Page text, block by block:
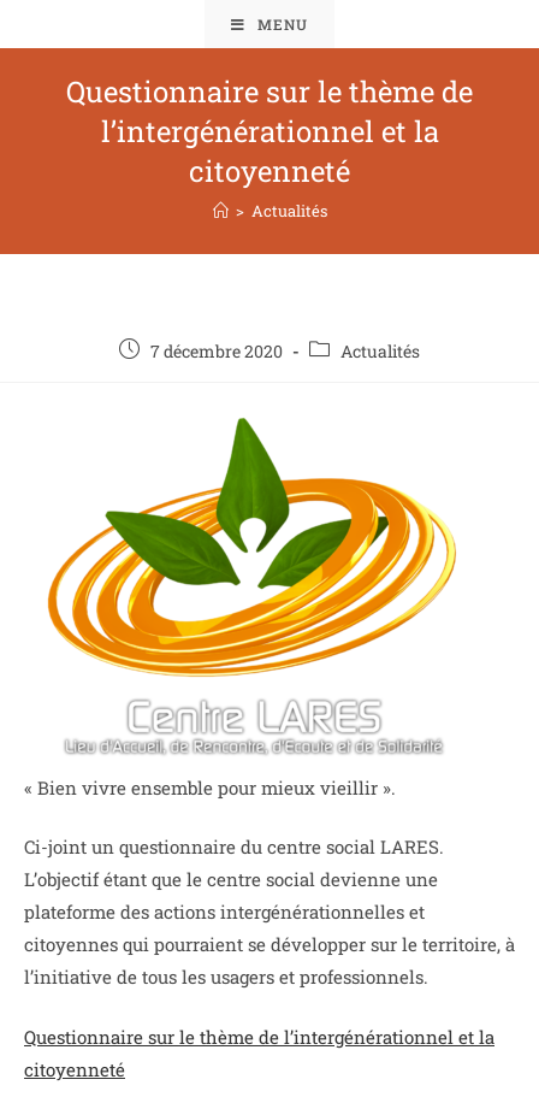
MENU
Questionnaire sur le thème de
l’intergénérationnel et la
citoyenneté
> Actualités
7 décembre 2020 Actualités
« Bien vivre ensemble pour mieux vieillir ».
Ci-joint un questionnaire du centre social LARES.
L’objectif étant que le centre social devienne une
plateforme des actions intergénérationnelles et
citoyennes qui pourraient se développer sur le territoire, à
l’initiative de tous les usagers et professionnels.
Questionnaire sur le thème de l’intergénérationnel et la
citoyenneté